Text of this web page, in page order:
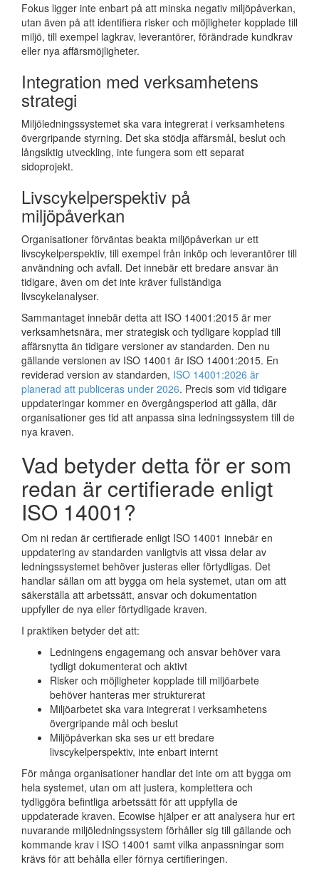
Fokus ligger inte enbart på att minska negativ miljöpåverkan,
utan även på att identifiera risker och möjligheter kopplade till
miljö, till exempel lagkrav, leverantörer, förändrade kundkrav
eller nya affärsmöjligheter.
Integration med verksamhetens
strategi
Miljöledningssystemet ska vara integrerat i verksamhetens
övergripande styrning. Det ska stödja affärsmål, beslut och
långsiktig utveckling, inte fungera som ett separat
sidoprojekt.
Livscykelperspektiv på
miljöpåverkan
Organisationer förväntas beakta miljöpåverkan ur ett
livscykelperspektiv, till exempel från inköp och leverantörer till
användning och avfall. Det innebär ett bredare ansvar än
tidigare, även om det inte kräver fullständiga
livscykelanalyser.
Sammantaget innebär detta att ISO 14001:2015 är mer
verksamhetsnära, mer strategisk och tydligare kopplad till
affärsnytta än tidigare versioner av standarden. Den nu
gällande versionen av ISO 14001 är ISO 14001:2015. En
reviderad version av standarden, ISO 14001:2026 är
planerad att publiceras under 2026. Precis som vid tidigare
uppdateringar kommer en övergångsperiod att gälla, där
organisationer ges tid att anpassa sina ledningssystem till de
nya kraven.
Vad betyder detta för er som
redan är certifierade enligt
ISO 14001?
Om ni redan är certifierade enligt ISO 14001 innebär en
uppdatering av standarden vanligtvis att vissa delar av
ledningssystemet behöver justeras eller förtydligas. Det
handlar sällan om att bygga om hela systemet, utan om att
säkerställa att arbetssätt, ansvar och dokumentation
uppfyller de nya eller förtydligade kraven.
I praktiken betyder det att:
Ledningens engagemang och ansvar behöver vara
tydligt dokumenterat och aktivt
Risker och möjligheter kopplade till miljöarbete
behöver hanteras mer strukturerat
Miljöarbetet ska vara integrerat i verksamhetens
övergripande mål och beslut
Miljöpåverkan ska ses ur ett bredare
livscykelperspektiv, inte enbart internt
För många organisationer handlar det inte om att bygga om
hela systemet, utan om att justera, komplettera och
tydliggöra befintliga arbetssätt för att uppfylla de
uppdaterade kraven. Ecowise hjälper er att analysera hur ert
nuvarande miljöledningssystem förhåller sig till gällande och
kommande krav i ISO 14001 samt vilka anpassningar som
krävs för att behålla eller förnya certifieringen.